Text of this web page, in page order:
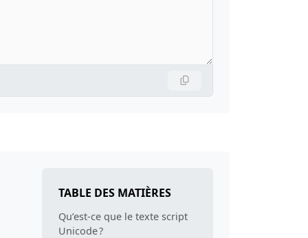
TABLE DES MATIÈRES
Qu’est‑ce que le texte script
Unicode ?